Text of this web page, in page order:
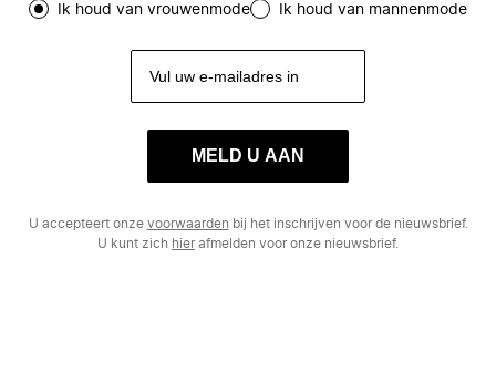
Ik houd van vrouwenmode Ik houd van mannenmode
MELD U AAN
U accepteert onze voorwaarden bij het inschrijven voor de nieuwsbrief.
U kunt zich hierafmelden voor onze nieuwsbrief.